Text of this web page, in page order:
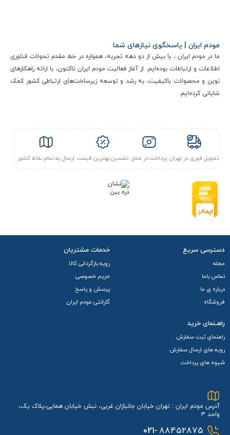
مودم ایران | پاسخگوی نیازهای شما
ما در مودم ایران ، با بیش از دو دهه تجربه، همواره در خط مقدم تحولات فناوری
اطلاعات و ارتباطات بوده‌ایم. از آغاز فعالیت مودم ایران تاکنون، با ارائه راهکارهای
نوین و محصولات باکیفیت، به رشد و توسعه زیرساخت‌های ارتباطی کشور کمک
شایانی کرده‌ایم.
تحویل فوری در تهران پرداخت در محل تضمین بهترین قیمت ارسال به تمام نقاط کشور
دسترسی سریع
مجله
تماس باما
درباره ی ما
فروشگاه
خدمات مشتریان
رویه بازگردانی کالا
حریم خصوصی
پرسش و پاسخ
گارانتی مودم ایران
راهـنمای خرید
راهنمای ثبت سفارش
رویه های ارسال سفارش
شیوه های پرداخت
آدرس مودم ایران : تهران خیابان جانبازان غربی، نبش خیابان همایی،پلاک یک،
واحد 3
021-88452875